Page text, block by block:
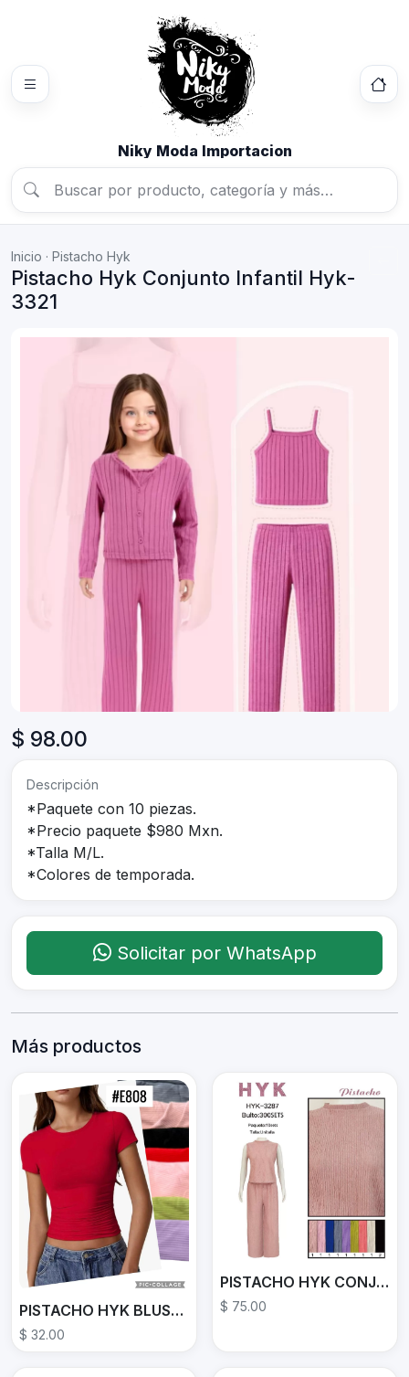
Niky Moda Importacion
Inicio · Pistacho Hyk
Pistacho Hyk Conjunto Infantil Hyk-
3321
$ 98.00
Descripción
*Paquete con 10 piezas.
*Precio paquete $980 Mxn.
*Talla M/L.
*Colores de temporada.
Solicitar por WhatsApp
Más productos
PISTACHO HYK BLUSA E808
$ 32.00
PISTACHO HYK CONJUNTO HYK-3287
$ 75.00